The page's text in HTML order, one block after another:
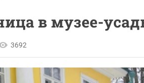
в музее-
3692